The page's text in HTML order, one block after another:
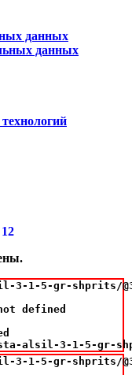
данных
данных
1-5-gr-shprits/
defined
alsil-3-1-5-gr-
1-5-gr-shprits/